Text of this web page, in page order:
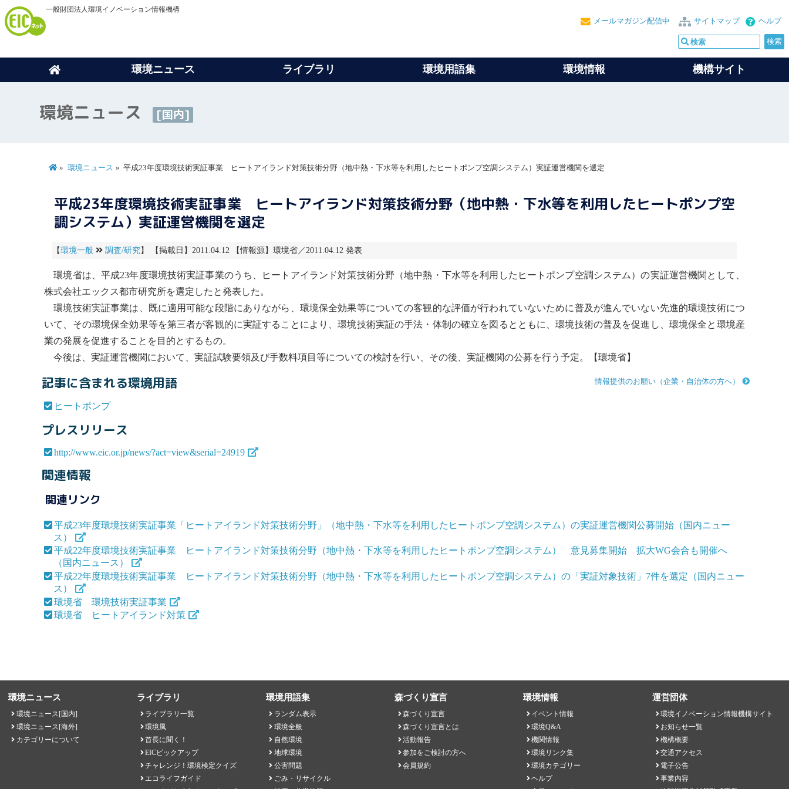
一般財団法人環境イノベーション情報機構
ヘルプ
サイトマップ
メールマガジン配信中
環境ニュース ライブラリ 環境用語集 環境情報 機構サイト
環境ニュース [国内]
環境ニュース 平成23年度環境技術実証事業 ヒートアイランド対策技術分野（地中熱・下水等を利用したヒートポンプ空調システム）実証運営機関を選定
平成23年度環境技術実証事業 ヒートアイランド対策技術分野（地中熱・下水等を利用したヒートポンプ空
調システム）実証運営機関を選定
【環境一般 調査/研究】 【掲載日】2011.04.12 【情報源】環境省／2011.04.12 発表
環境省は、平成23年度環境技術実証事業のうち、ヒートアイランド対策技術分野（地中熱・下水等を利用した ヒートポンプ空調システム）の実証運営機関として、
株式会社エックス都市研究所を選定したと発表した。
環境技術実証事業は、既に適用可能な段階にありながら、環境保全効果等についての客観的な評価が行われていないために普及が進んでいない先進的環境技術につ
いて、その環境保全効果等を第三者が客観的に実証することにより、環境技術実証の手法・体制の確立を図るとともに、環境技術の普及を促進し、環境保全と環境産
業の発展を促進することを目的とするもの。
今後は、実証運営機関において、実証試験要領及び手数料項目等についての検討を行い、その後、実証機関の公募を行う予定。【環境省】
情報提供のお願い（企業・自治体の方へ）
記事に含まれる環境用語
ヒートポンプ
プレスリリース
http://www.eic.or.jp/news/?act=view&serial=24919
関連情報
関連リンク
平成23年度環境技術実証事業「ヒートアイランド対策技術分野」（地中熱・下水等を利用したヒートポンプ空調システム）の実証運営機関公募開始（国内ニュー
ス）
平成22年度環境技術実証事業 ヒートアイランド対策技術分野（地中熱・下水等を利用したヒートポンプ空調システム） 意見募集開始 拡大WG会合も開催へ
（国内ニュース）
平成22年度環境技術実証事業 ヒートアイランド対策技術分野（地中熱・下水等を利用したヒートポンプ空調システム）の「実証対象技術」7件を選定（国内ニュー
ス）
環境省 環境技術実証事業
環境省 ヒートアイランド対策
環境ニュース
環境ニュース[国内]
環境ニュース[海外]
カテゴリーについて
ライブラリ
ライブラリ一覧
環境風
首長に聞く！
EICピックアップ
チャレンジ！環境検定クイズ
エコライフガイド
環境用語集
ランダム表示
環境全般
自然環境
地球環境
公害問題
ごみ・リサイクル
森づくり宣言
森づくり宣言
森づくり宣言とは
活動報告
参加をご検討の方へ
会員規約
環境情報
イベント情報
環境Q&A
機関情報
環境リンク集
環境カテゴリー
ヘルプ
運営団体
環境イノベーション情報機構サイト
お知らせ一覧
機構概要
交通アクセス
電子公告
事業内容